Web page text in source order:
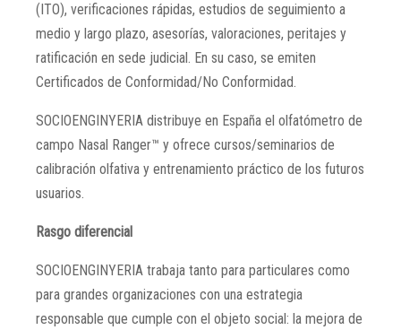
(ITO), verificaciones rápidas, estudios de seguimiento a
medio y largo plazo, asesorías, valoraciones, peritajes y
ratificación en sede judicial. En su caso, se emiten
Certificados de Conformidad/No Conformidad.
SOCIOENGINYERIA distribuye en España el olfatómetro de
campo Nasal Ranger™ y ofrece cursos/seminarios de
calibración olfativa y entrenamiento práctico de los futuros
usuarios.
Rasgo diferencial
SOCIOENGINYERIA trabaja tanto para particulares como
para grandes organizaciones con una estrategia
responsable que cumple con el objeto social: la mejora de